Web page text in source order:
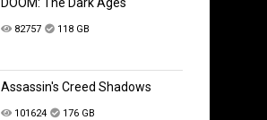
82757 118 GB
Assassin's Creed Shadows
101624 176 GB